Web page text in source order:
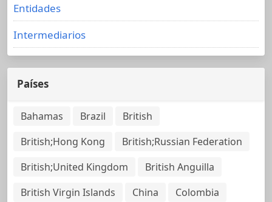
Entidades
Intermediarios
Países
Bahamas Brazil
British
British;Hong Kong
British;Russian Federation
British;United Kingdom
British Anguilla
British Virgin Islands
China
Colombia